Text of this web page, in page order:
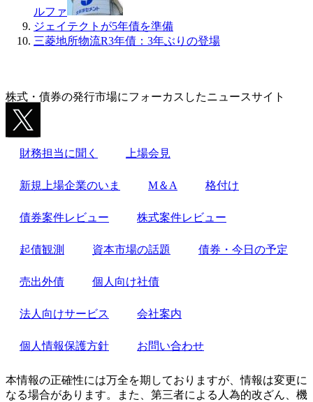
ルファ
ジェイテクトが5年債を準備
三菱地所物流R3年債：3年ぶりの登場
株式・債券の発行市場にフォーカスしたニュースサイト
財務担当に聞く 上場会見
新規上場企業のいま M＆A 格付け
債券案件レビュー 株式案件レビュー
起債観測 資本市場の話題 債券・今日の予定
売出外債 個人向け社債
法人向けサービス 会社案内
個人情報保護方針 お問い合わせ
本情報の正確性には万全を期しておりますが、情報は変更に
なる場合があります。また、第三者による人為的改ざん、機